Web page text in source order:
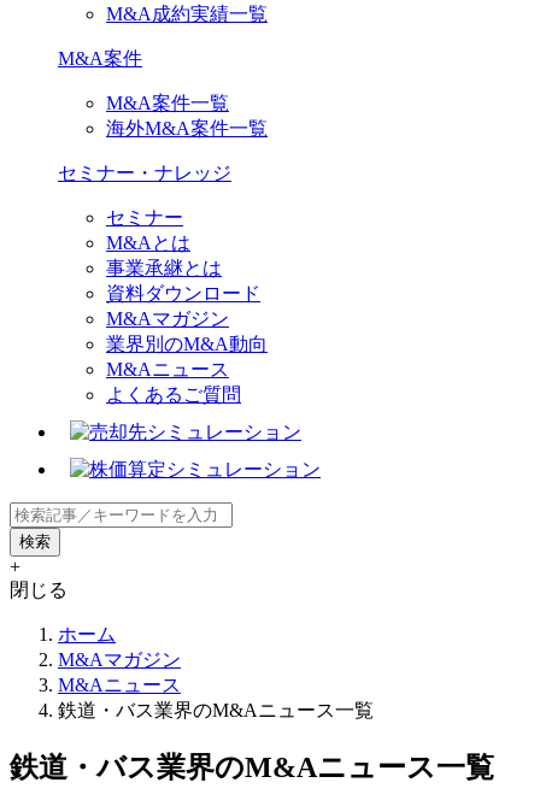
M&A成約実績一覧
M&A案件
M&A案件一覧
海外M&A案件一覧
セミナー・ナレッジ
セミナー
M&Aとは
事業承継とは
資料ダウンロード
M&Aマガジン
業界別のM&A動向
M&Aニュース
よくあるご質問
+
閉じる
ホーム
M&Aマガジン
M&Aニュース
鉄道・バス業界のM&Aニュース一覧
鉄道・バス業界のM&Aニュース一覧